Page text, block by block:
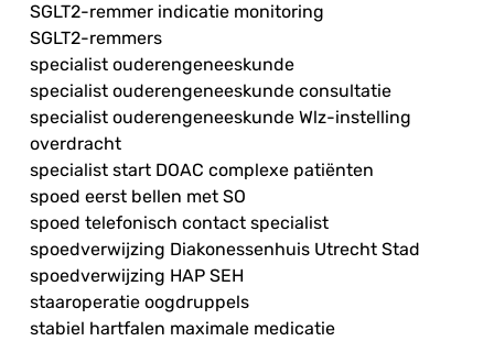
SGLT2-remmer indicatie monitoring
SGLT2-remmers
specialist ouderengeneeskunde
specialist ouderengeneeskunde consultatie
specialist ouderengeneeskunde Wlz-instelling
overdracht
specialist start DOAC complexe patiënten
spoed eerst bellen met SO
spoed telefonisch contact specialist
spoedverwijzing Diakonessenhuis Utrecht Stad
spoedverwijzing HAP SEH
staaroperatie oogdruppels
stabiel hartfalen maximale medicatie